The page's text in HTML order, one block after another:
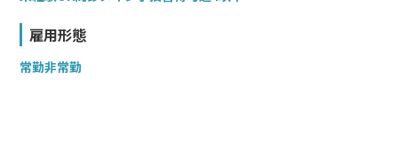
雇用形態
常勤非常勤